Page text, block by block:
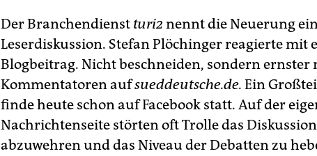
Der Branchendienst turi2 nennt die Neuerung
Leserdiskussion. Stefan Plöchinger reagierte mit
Blogbeitrag. Nicht beschneiden, sondern ernster
Kommentatoren aufsueddeutsche.de. Ein
finde heute schon auf Facebook statt. Auf der
Nachrichtenseite störten oft Trolle das
abzuwehren und das Niveau der Debatten zu